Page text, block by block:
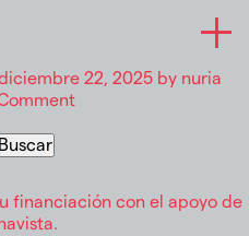
de nueve
22, 2025 by nuria
on
de
Buscar
financiación con el apoyo de